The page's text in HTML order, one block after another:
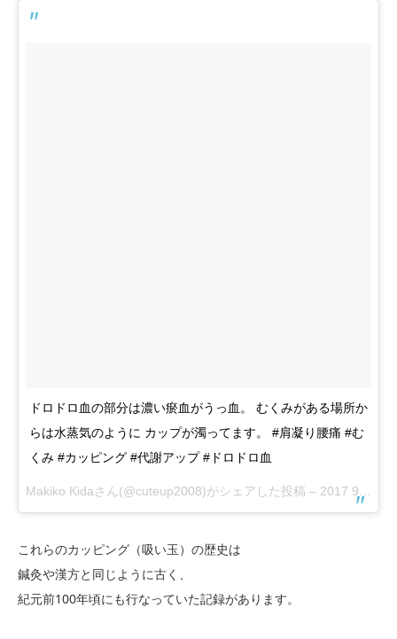
ドロドロ血の部分は濃い瘀血がうっ血。 むくみがある場所か
らは水蒸気のように カップが濁ってます。 #肩凝り腰痛 #む
くみ #カッピング #代謝アップ #ドロドロ血
Makiko Kidaさん(@cuteup2008)がシェアした投稿 – 2017 9月 24 6:16午前 PDT
これらのカッピング（吸い玉）の歴史は
鍼灸や漢方と同じように古く、
紀元前100年頃にも行なっていた記録があります。